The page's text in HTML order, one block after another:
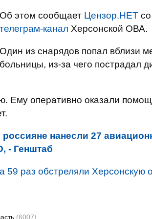
Об этом сообщает Цензор.НЕТ
телеграм-канал Херсонской ОВА.
Один из снарядов попал вблизи
больницы, из-за чего пострадал
Ему оперативно оказали
нанесли 27
- Генштаб
59 раз обстреляли Херсонскую
(6007)